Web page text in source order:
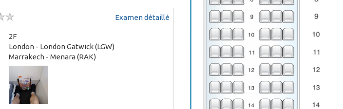
Examen détaillé
2F
London - London Gatwick (LGW)
Marrakech - Menara (RAK)